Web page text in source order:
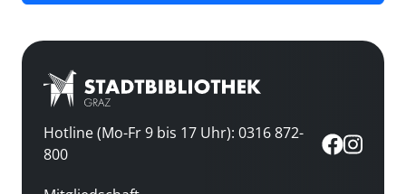
Hotline (Mo-Fr 9 bis 17 Uhr): 0316 872-
800